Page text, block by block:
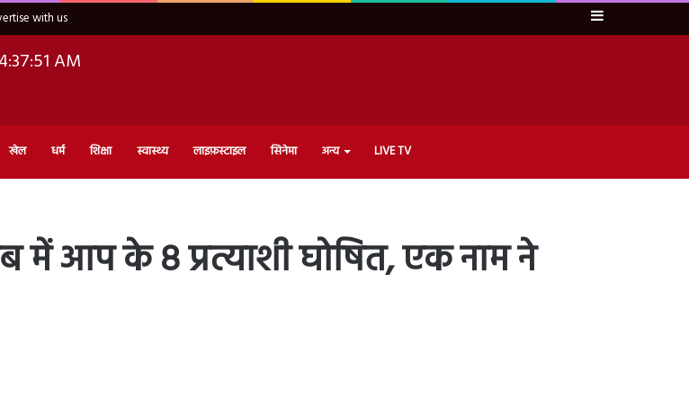
with us Sidebar
AM
खेल धर्म शिक्षा स्वास्थ्य लाइफ़स्टाइल सिनेमा अन्य LIVE TV
में आप के 8 प्रत्याशी घोषित, एक नाम ने